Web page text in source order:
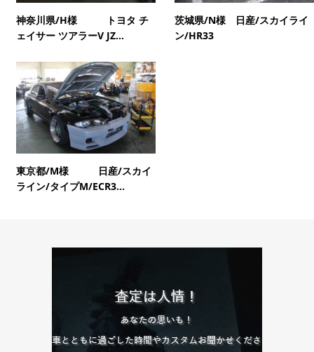
神奈川県/H様 トヨタ チ
ェイサー ツアラーV JZ...
茨城県/N様 日産/スカイライ
ン/HR33
東京都/M様 日産/スカイ
ライン/タイプM/ECR3...